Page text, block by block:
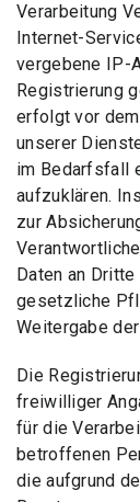
Verarbeitung
Internet-
vergebene IP-
Registrierung
erfolgt vor
unserer
im Bedarfsfall
aufzuklären.
zur
Daten an
gesetzliche
Weitergabe
Die
freiwilliger
für die
betroffenen
die aufgrund